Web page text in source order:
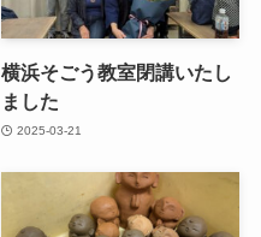
横浜そごう教室閉講いたし
ました
2025-03-21